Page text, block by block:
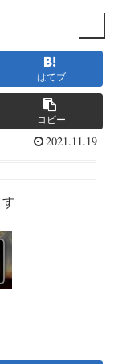
はてブ
コピー
2021.11.19